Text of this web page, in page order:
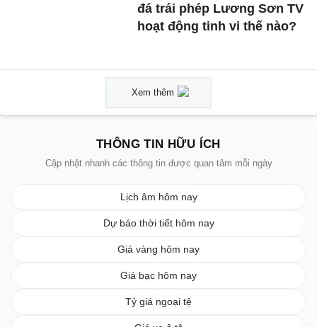
đá trái phép Lương Sơn TV
hoạt động tinh vi thế nào?
Xem thêm
THÔNG TIN HỮU ÍCH
Cập nhật nhanh các thông tin được quan tâm mỗi ngày
Lịch âm hôm nay
Dự báo thời tiết hôm nay
Giá vàng hôm nay
Giá bạc hôm nay
Tỷ giá ngoại tệ